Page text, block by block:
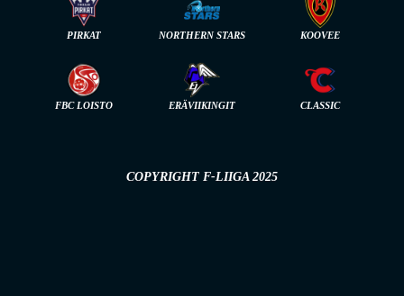
PIRKAT NORTHERN STARS KOOVEE
FBC LOISTO ERÄVIIKINGIT CLASSIC
COPYRIGHT F-LIIGA 2025